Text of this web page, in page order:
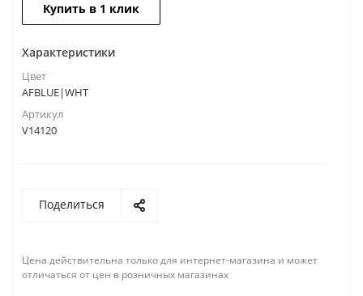
Купить в 1 клик
Характеристики
Цвет
AFBLUE|WHT
Артикул
V14120
Поделиться
Цена действительна только для интернет-магазина и может
отличаться от цен в розничных магазинах